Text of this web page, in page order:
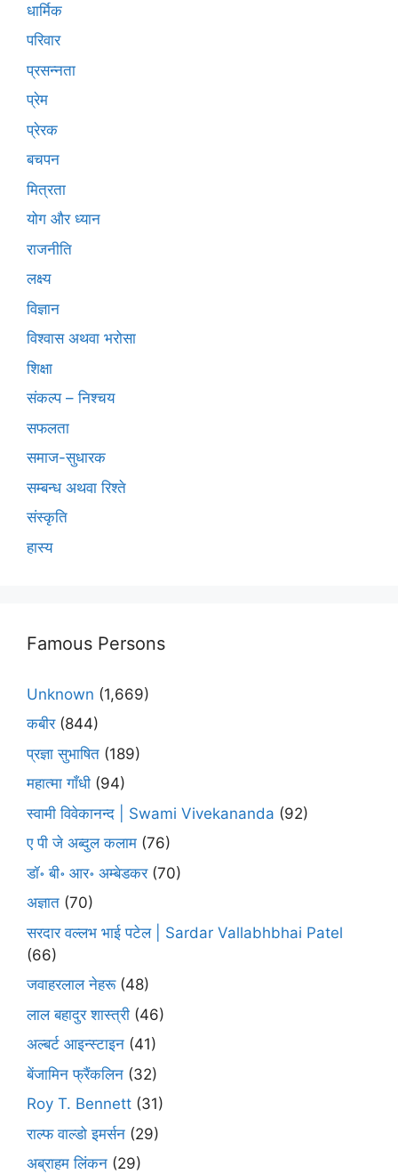
धार्मिक
परिवार
प्रसन्नता
प्रेम
प्रेरक
बचपन
मित्रता
योग और ध्यान
राजनीति
लक्ष्य
विज्ञान
विश्वास अथवा भरोसा
शिक्षा
संकल्प – निश्चय
सफलता
समाज-सुधारक
सम्बन्ध अथवा रिश्ते
संस्कृति
हास्य
Famous Persons
Unknown (1,669)
कबीर(844)
प्रज्ञा सुभाषित (189)
महात्मा गाँधी (94)
स्वामी विवेकानन्द | Swami Vivekananda (92)
ए पी जे अब्दुल कलाम (76)
डॉ॰ बी॰ आर॰ अम्बेडकर(70)
अज्ञात (70)
सरदार वल्लभ भाई पटेल | Sardar Vallabhbhai Patel
(66)
जवाहरलाल नेहरू(48)
लाल बहादुर शास्त्री (46)
अल्बर्ट आइन्स्टाइन (41)
बेंजामिन फ्रैंकलिन (32)
Roy T. Bennett (31)
राल्फ वाल्डो इमर्सन (29)
अब्राहम लिंकन (29)